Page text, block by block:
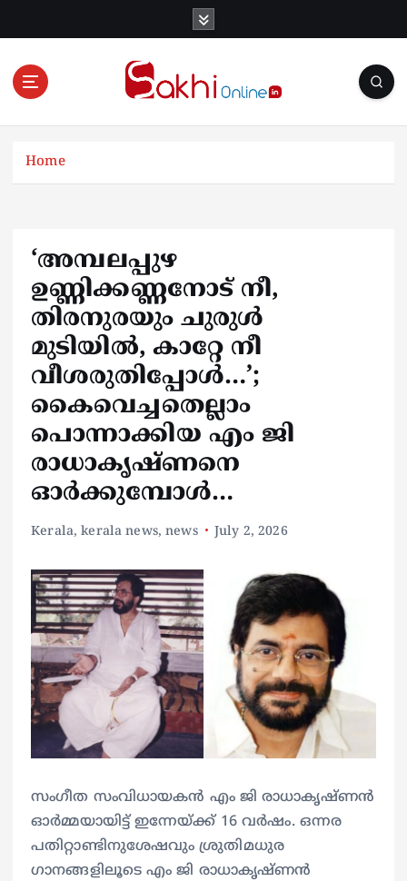
Online News Portal
Home
‘അമ്പലപ്പുഴ
ഉണ്ണിക്കണ്ണനോട് നീ,
തിരനുരയും ചുരുള്‍
മുടിയില്‍, കാറ്റേ നീ
വീശരുതിപ്പോള്‍…’;
കൈവെച്ചതെല്ലാം
പൊന്നാക്കിയ എം ജി
രാധാകൃഷ്ണനെ
ഓര്‍ക്കുമ്പോള്‍…
Kerala,kerala news,news July 2, 2026
സംഗീത സംവിധായകന്‍ എം ജി രാധാകൃഷ്ണന്‍
ഓര്‍മ്മയായിട്ട് ഇന്നേയ്ക്ക് 16 വര്‍ഷം. ഒന്നര
പതിറ്റാണ്ടിനുശേഷവും ശ്രുതിമധുര
ഗാനങ്ങളിലൂടെ എം ജി രാധാകൃഷ്ണന്‍